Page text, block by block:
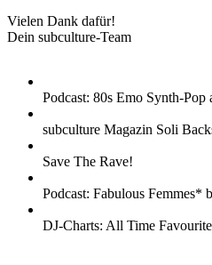
Vielen Dank dafür!
Dein subculture-Team
Podcast: 80s Emo Synth-
subculture Magazin Soli
Save The Rave!
Podcast: Fabulous Femmes*
DJ-Charts: All Time